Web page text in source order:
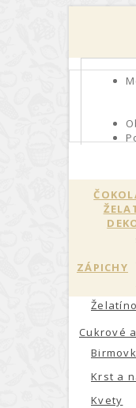
ZÁPICHY
Cukrové
Krst a
Kvety